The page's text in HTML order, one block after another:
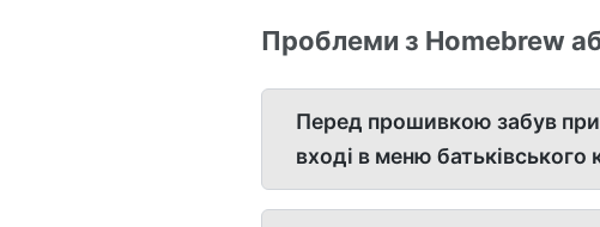
Проблеми з Homebrew
Перед прошивкою забув
вході в меню